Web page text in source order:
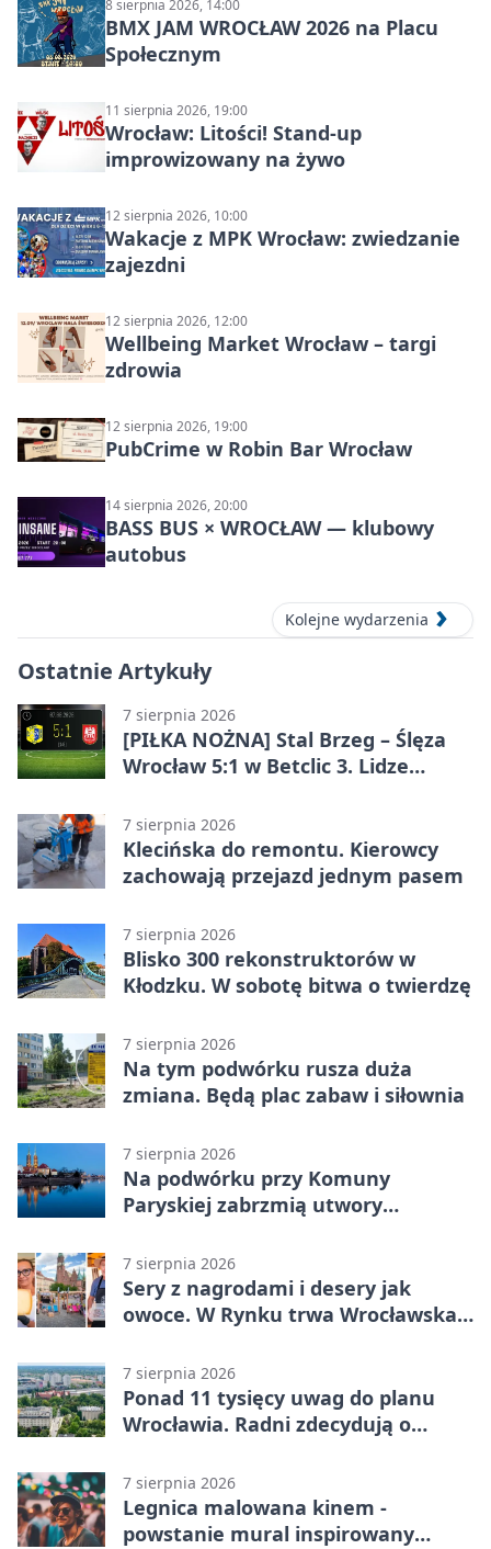
8 sierpnia 2026, 14:00
BMX JAM WROCŁAW 2026 na Placu
Społecznym
11 sierpnia 2026, 19:00
Wrocław: Litości! Stand-up
improwizowany na żywo
12 sierpnia 2026, 10:00
Wakacje z MPK Wrocław: zwiedzanie
zajezdni
12 sierpnia 2026, 12:00
Wellbeing Market Wrocław – targi
zdrowia
12 sierpnia 2026, 19:00
PubCrime w Robin Bar Wrocław
14 sierpnia 2026, 20:00
BASS BUS × WROCŁAW — klubowy
autobus
Kolejne wydarzenia
Ostatnie Artykuły
7 sierpnia 2026
[PIŁKA NOŻNA] Stal Brzeg – Ślęza
Wrocław 5:1 w Betclic 3. Lidze
porażka wrocławian
7 sierpnia 2026
Klecińska do remontu. Kierowcy
zachowają przejazd jednym pasem
7 sierpnia 2026
Blisko 300 rekonstruktorów w
Kłodzku. W sobotę bitwa o twierdzę
7 sierpnia 2026
Na tym podwórku rusza duża
zmiana. Będą plac zabaw i siłownia
7 sierpnia 2026
Na podwórku przy Komuny
Paryskiej zabrzmią utwory
7 sierpnia 2026
Sery z nagrodami i desery jak
owoce. W Rynku trwa Wrocławska
7 sierpnia 2026
Ponad 11 tysięcy uwag do planu
Wrocławia. Radni zdecydują o
7 sierpnia 2026
Legnica malowana kinem -
powstanie mural inspirowany